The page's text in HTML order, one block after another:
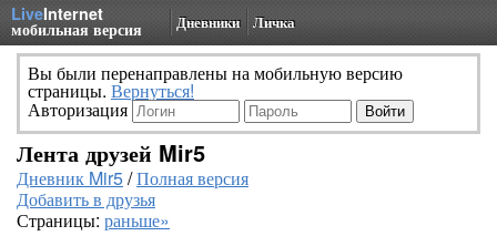
LiveInternet
мобильная версия Дневники Личка
Вы были перенаправлены на мобильную версию
страницы. Вернуться!
Авторизация
Лента друзей Mir5
Дневник Mir5/Полная версия
Добавить в друзья
Страницы: раньше»